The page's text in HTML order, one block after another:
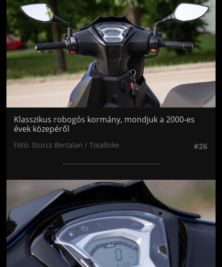
Klasszikus robogós kormány, mondjuk a 2000-es
évek közepéről
Fotó: Sturcz Bertalan / Totalbike #26
Jön még kép!